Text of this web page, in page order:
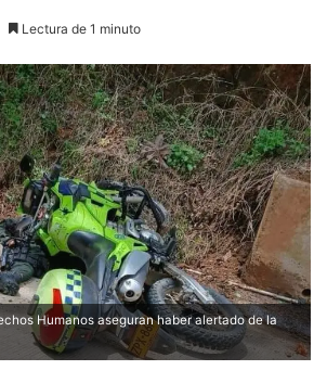
Lectura de 1 minuto
Humanos aseguran haber alertado de la